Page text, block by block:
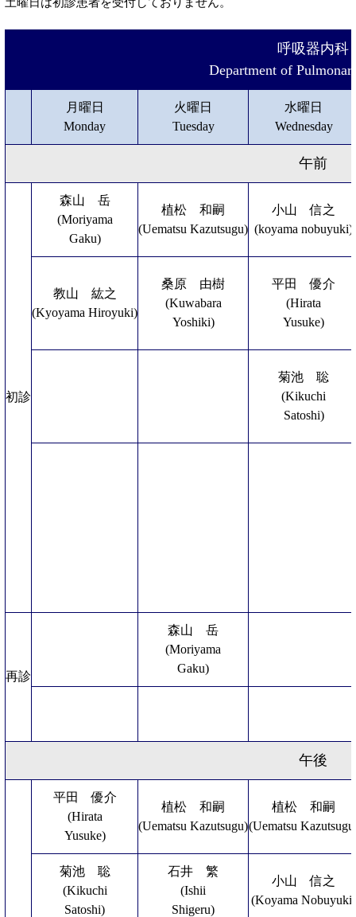
呼吸器内科
Department of
月曜日
Monday
火曜日
Tuesday
水曜日
Wednesday
午前
初診
森山 岳
(Moriyama
Gaku)
植松 和嗣
(Uematsu Kazutsugu)
小山 信之
(koyama nobuyuki)
教山 紘之
(Kyoyama Hiroyuki)
桑原 由樹
(Kuwabara
Yoshiki)
平田 優介
(Hirata
Yusuke)
菊池 聡
(Kikuchi
Satoshi)
再診
森山 岳
(Moriyama
Gaku)
午後
平田 優介
(Hirata
Yusuke)
植松 和嗣
(Uematsu Kazutsugu)
植松 和嗣
(Uematsu
菊池 聡
(Kikuchi
Satoshi)
石井 繁
(Ishii
Shigeru)
小山 信之
(Koyama Nobuyuki)